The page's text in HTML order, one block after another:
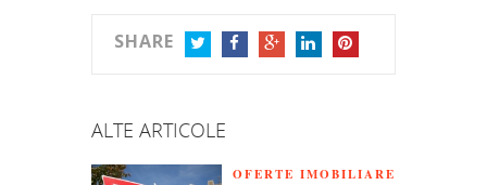
SHARE
ALTE ARTICOLE
OFERTE IMOBILIARE